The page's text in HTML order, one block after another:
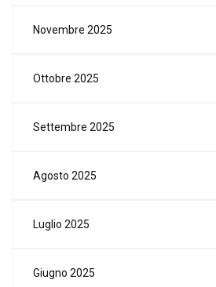
Novembre 2025
Ottobre 2025
Settembre 2025
Agosto 2025
Luglio 2025
Giugno 2025